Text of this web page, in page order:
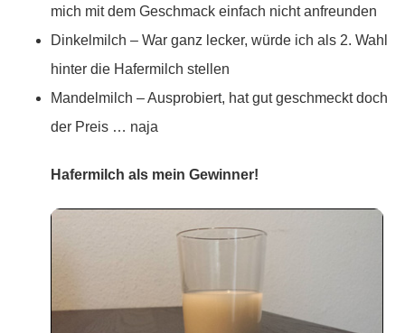
mich mit dem Geschmack einfach nicht anfreunden
Dinkelmilch – War ganz lecker, würde ich als 2. Wahl
hinter die Hafermilch stellen
Mandelmilch – Ausprobiert, hat gut geschmeckt doch
der Preis … naja
Hafermilch als mein Gewinner!